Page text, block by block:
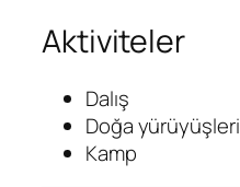
Aktiviteler
Dalış
Doğa yürüyüşleri
Kamp